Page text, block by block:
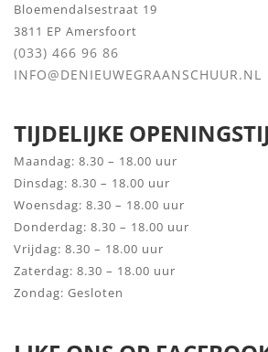
Bloemendalsestraat 19
3811 EP Amersfoort
(033) 466 96 86
INFO@DENIEUWEGRAANSCHUUR.NL
TIJDELIJKE
Maandag: 8.30 – 18.00 uur
Dinsdag: 8.30 – 18.00 uur
Woensdag: 8.30 – 18.00 uur
Donderdag: 8.30 – 18.00 uur
Vrijdag: 8.30 – 18.00 uur
Zaterdag: 8.30 – 18.00 uur
Zondag: Gesloten